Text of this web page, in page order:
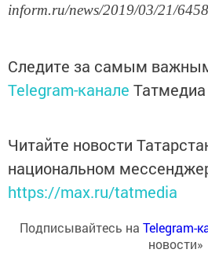
inform.ru/news/2019/03/21/
Следите за самым
Telegram-канале Татмедиа
Читайте новости
национальном
https://max.ru/tatmedia
Подписывайтесь на Telegram-
новости»